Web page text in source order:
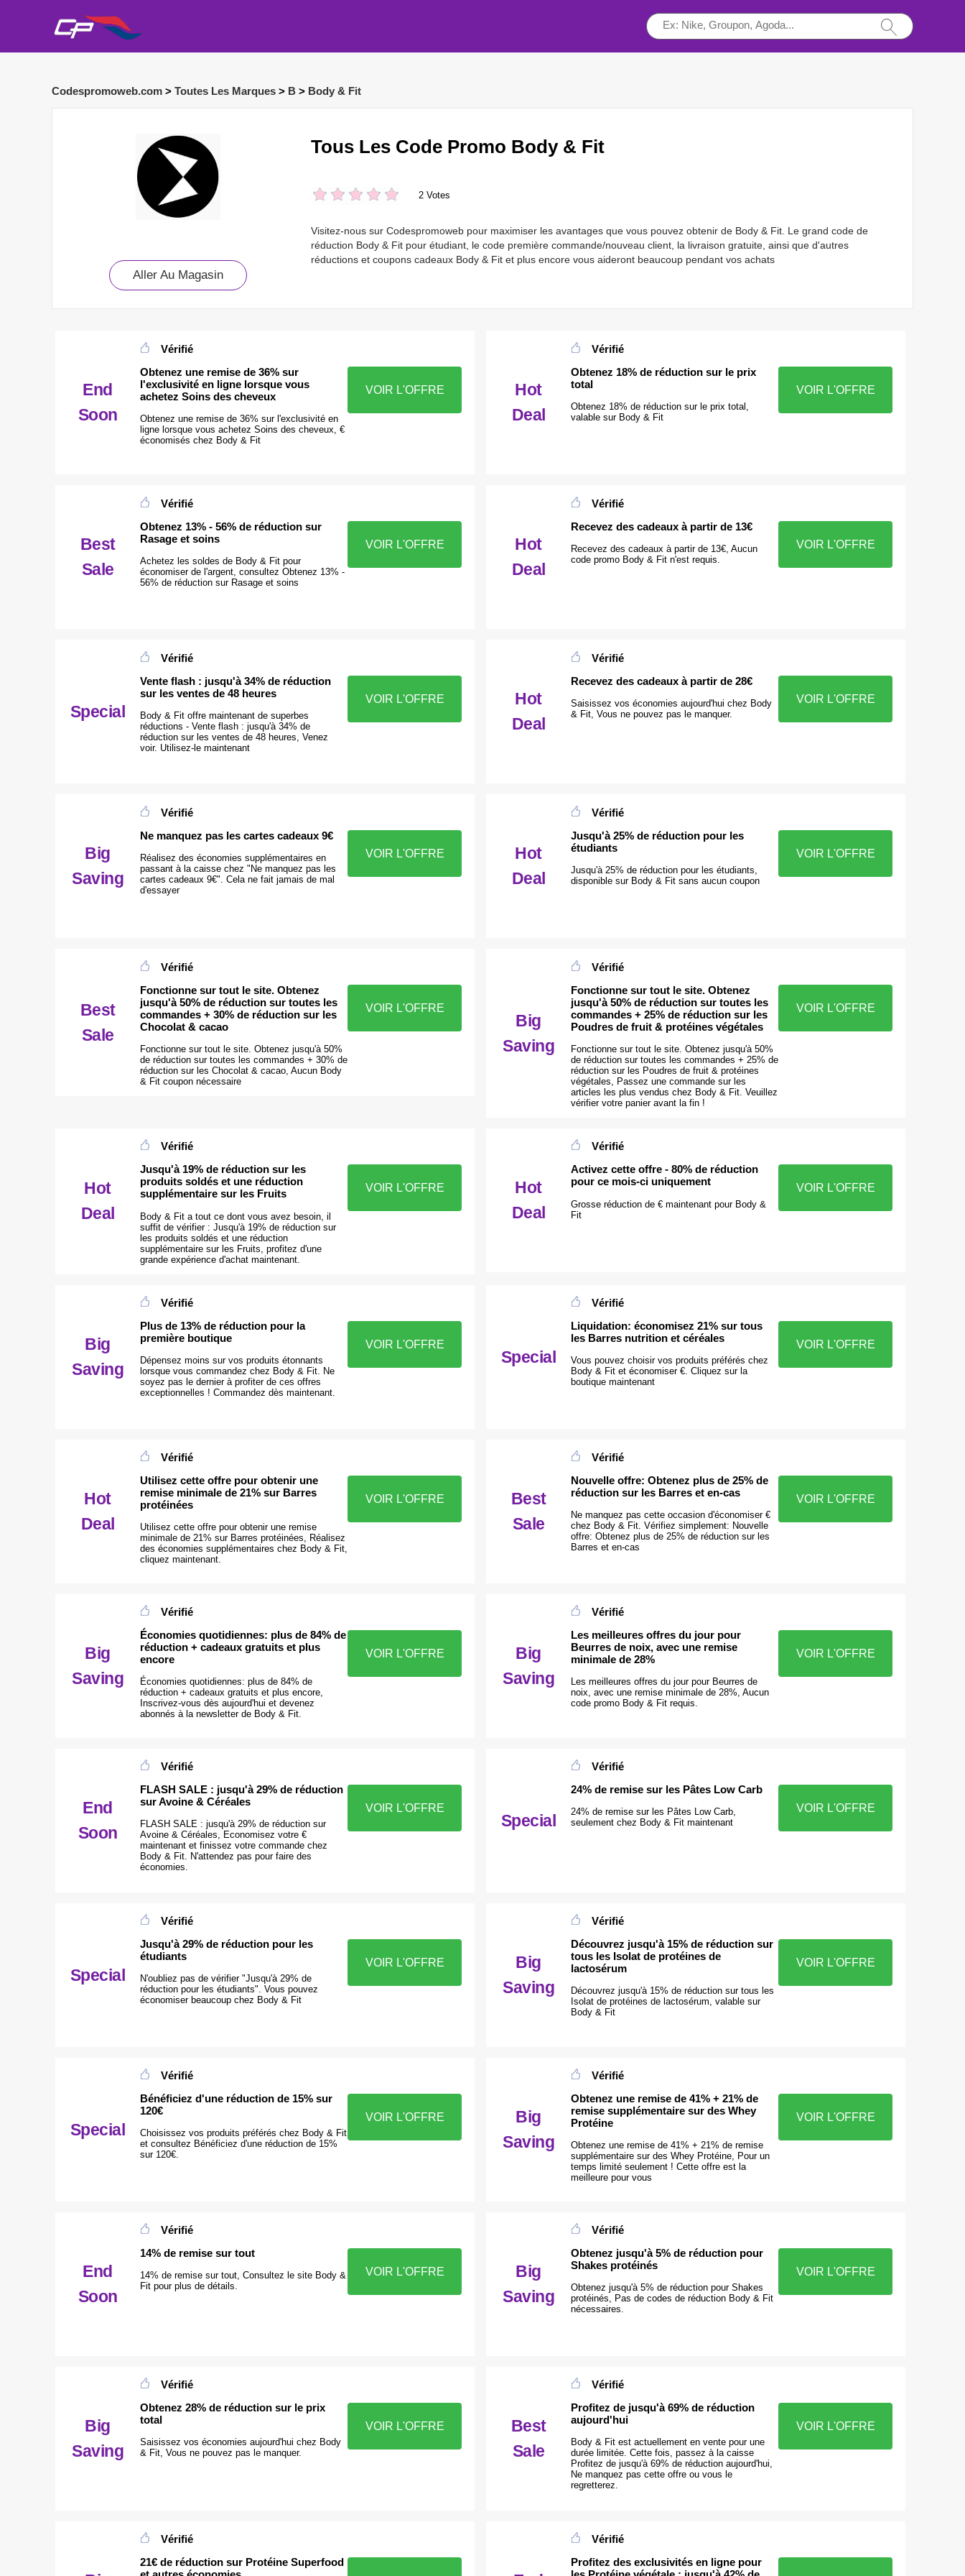
Codespromoweb.com > Toutes Les Marques > B > Body & Fit
Aller Au Magasin
Tous Les Code Promo Body & Fit
2 Votes
Visitez-nous sur Codespromoweb pour maximiser les avantages que vous pouvez obtenir de Body & Fit. Le grand code de
réduction Body & Fit pour étudiant, le code première commande/nouveau client, la livraison gratuite, ainsi que d'autres
réductions et coupons cadeaux Body & Fit et plus encore vous aideront beaucoup pendant vos achats
End
Soon
Vérifié
Obtenez une remise de 36% sur
l'exclusivité en ligne lorsque vous
achetez Soins des cheveux
Obtenez une remise de 36% sur l'exclusivité en
ligne lorsque vous achetez Soins des cheveux, €
économisés chez Body & Fit
VOIR L'OFFRE
Hot
Deal
Vérifié
Obtenez 18% de réduction sur le prix
total
Obtenez 18% de réduction sur le prix total,
valable sur Body & Fit
VOIR L'OFFRE
Best
Sale
Vérifié
Obtenez 13% - 56% de réduction sur
Rasage et soins
Achetez les soldes de Body & Fit pour
économiser de l'argent, consultez Obtenez 13% -
56% de réduction sur Rasage et soins
VOIR L'OFFRE
Hot
Deal
Vérifié
Recevez des cadeaux à partir de 13€
Recevez des cadeaux à partir de 13€, Aucun
code promo Body & Fit n'est requis.
VOIR L'OFFRE
Special
Vérifié
Vente flash : jusqu'à 34% de réduction
sur les ventes de 48 heures
Body & Fit offre maintenant de superbes
réductions - Vente flash : jusqu'à 34% de
réduction sur les ventes de 48 heures, Venez
voir. Utilisez-le maintenant
VOIR L'OFFRE
Hot
Deal
Vérifié
Recevez des cadeaux à partir de 28€
Saisissez vos économies aujourd'hui chez Body
& Fit, Vous ne pouvez pas le manquer.
VOIR L'OFFRE
Big
Saving
Vérifié
Ne manquez pas les cartes cadeaux 9€
Réalisez des économies supplémentaires en
passant à la caisse chez "Ne manquez pas les
cartes cadeaux 9€". Cela ne fait jamais de mal
d'essayer
VOIR L'OFFRE
Hot
Deal
Vérifié
Jusqu'à 25% de réduction pour les
étudiants
Jusqu'à 25% de réduction pour les étudiants,
disponible sur Body & Fit sans aucun coupon
VOIR L'OFFRE
Best
Sale
Vérifié
Fonctionne sur tout le site. Obtenez
jusqu'à 50% de réduction sur toutes les
commandes + 30% de réduction sur les
Chocolat & cacao
Fonctionne sur tout le site. Obtenez jusqu'à 50%
de réduction sur toutes les commandes + 30% de
réduction sur les Chocolat & cacao, Aucun Body
& Fit coupon nécessaire
VOIR L'OFFRE
Big
Saving
Vérifié
Fonctionne sur tout le site. Obtenez
jusqu'à 50% de réduction sur toutes les
commandes + 25% de réduction sur les
Poudres de fruit & protéines végétales
Fonctionne sur tout le site. Obtenez jusqu'à 50%
de réduction sur toutes les commandes + 25% de
réduction sur les Poudres de fruit & protéines
végétales, Passez une commande sur les
articles les plus vendus chez Body & Fit. Veuillez
vérifier votre panier avant la fin !
VOIR L'OFFRE
Hot
Deal
Vérifié
Jusqu'à 19% de réduction sur les
produits soldés et une réduction
supplémentaire sur les Fruits
Body & Fit a tout ce dont vous avez besoin, il
suffit de vérifier : Jusqu'à 19% de réduction sur
les produits soldés et une réduction
supplémentaire sur les Fruits, profitez d'une
grande expérience d'achat maintenant.
VOIR L'OFFRE
Hot
Deal
Vérifié
Activez cette offre - 80% de réduction
pour ce mois-ci uniquement
Grosse réduction de € maintenant pour Body &
Fit
VOIR L'OFFRE
Big
Saving
Vérifié
Plus de 13% de réduction pour la
première boutique
Dépensez moins sur vos produits étonnants
lorsque vous commandez chez Body & Fit. Ne
soyez pas le dernier à profiter de ces offres
exceptionnelles ! Commandez dès maintenant.
VOIR L'OFFRE
Special
Vérifié
Liquidation: économisez 21% sur tous
les Barres nutrition et céréales
Vous pouvez choisir vos produits préférés chez
Body & Fit et économiser €. Cliquez sur la
boutique maintenant
VOIR L'OFFRE
Hot
Deal
Vérifié
Utilisez cette offre pour obtenir une
remise minimale de 21% sur Barres
protéinées
Utilisez cette offre pour obtenir une remise
minimale de 21% sur Barres protéinées, Réalisez
des économies supplémentaires chez Body & Fit,
cliquez maintenant.
VOIR L'OFFRE
Best
Sale
Vérifié
Nouvelle offre: Obtenez plus de 25% de
réduction sur les Barres et en-cas
Ne manquez pas cette occasion d'économiser €
chez Body & Fit. Vérifiez simplement: Nouvelle
offre: Obtenez plus de 25% de réduction sur les
Barres et en-cas
VOIR L'OFFRE
Big
Saving
Vérifié
Économies quotidiennes: plus de 84% de
réduction + cadeaux gratuits et plus
encore
Économies quotidiennes: plus de 84% de
réduction + cadeaux gratuits et plus encore,
Inscrivez-vous dès aujourd'hui et devenez
abonnés à la newsletter de Body & Fit.
VOIR L'OFFRE
Big
Saving
Vérifié
Les meilleures offres du jour pour
Beurres de noix, avec une remise
minimale de 28%
Les meilleures offres du jour pour Beurres de
noix, avec une remise minimale de 28%, Aucun
code promo Body & Fit requis.
VOIR L'OFFRE
End
Soon
Vérifié
FLASH SALE : jusqu'à 29% de réduction
sur Avoine & Céréales
FLASH SALE : jusqu'à 29% de réduction sur
Avoine & Céréales, Economisez votre €
maintenant et finissez votre commande chez
Body & Fit. N'attendez pas pour faire des
économies.
VOIR L'OFFRE
Special
Vérifié
24% de remise sur les Pâtes Low Carb
24% de remise sur les Pâtes Low Carb,
seulement chez Body & Fit maintenant
VOIR L'OFFRE
Special
Vérifié
Jusqu'à 29% de réduction pour les
étudiants
N'oubliez pas de vérifier "Jusqu'à 29% de
réduction pour les étudiants". Vous pouvez
économiser beaucoup chez Body & Fit
VOIR L'OFFRE
Big
Saving
Vérifié
Découvrez jusqu'à 15% de réduction sur
tous les Isolat de protéines de
lactosérum
Découvrez jusqu'à 15% de réduction sur tous les
Isolat de protéines de lactosérum, valable sur
Body & Fit
VOIR L'OFFRE
Special
Vérifié
Bénéficiez d'une réduction de 15% sur
120€
Choisissez vos produits préférés chez Body & Fit
et consultez Bénéficiez d'une réduction de 15%
sur 120€.
VOIR L'OFFRE
Big
Saving
Vérifié
Obtenez une remise de 41% + 21% de
remise supplémentaire sur des Whey
Protéine
Obtenez une remise de 41% + 21% de remise
supplémentaire sur des Whey Protéine, Pour un
temps limité seulement ! Cette offre est la
meilleure pour vous
VOIR L'OFFRE
End
Soon
Vérifié
14% de remise sur tout
14% de remise sur tout, Consultez le site Body &
Fit pour plus de détails.
VOIR L'OFFRE
Big
Saving
Vérifié
Obtenez jusqu'à 5% de réduction pour
Shakes protéinés
Obtenez jusqu'à 5% de réduction pour Shakes
protéinés, Pas de codes de réduction Body & Fit
nécessaires.
VOIR L'OFFRE
Big
Saving
Vérifié
Obtenez 28% de réduction sur le prix
total
Saisissez vos économies aujourd'hui chez Body
& Fit, Vous ne pouvez pas le manquer.
VOIR L'OFFRE
Best
Sale
Vérifié
Profitez de jusqu'à 69% de réduction
aujourd'hui
Body & Fit est actuellement en vente pour une
durée limitée. Cette fois, passez à la caisse
Profitez de jusqu'à 69% de réduction aujourd'hui,
Ne manquez pas cette offre ou vous le
regretterez.
VOIR L'OFFRE
Vérifié
21€ de réduction sur Protéine Superfood
Vérifié
Profitez des exclusivités en ligne pour